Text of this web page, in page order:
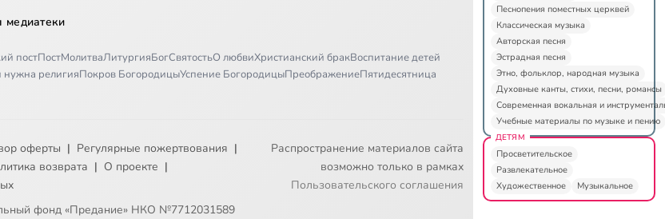
медиатеки
постПостМолитваЛитургияБогСвятостьО любвиХристианский бракВоспитание детей
нужна религияПокров БогородицыУспение БогородицыПреображениеПятидесятница
оферты | Регулярные пожертвования |
возврата | О проекте |
фонд «Предание» НКО №7712031589
Распространение материалов сайта
возможно только в рамках
Пользовательского соглашения
Песнопения поместных церквей
Классическая музыка
Авторская песня
Эстрадная песня
Этно, фольклор, народная музыка
Духовные канты, стихи, песни, романсы
Современная вокальная и
Учебные материалы по музыке и пению
ДЕТЯМ
Просветительское
Развлекательное
Художественное
Музыкальное